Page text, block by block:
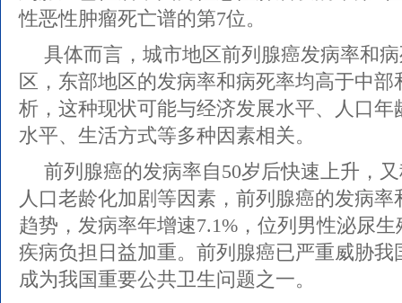
性恶性肿瘤死亡谱的第7位。
具体而言，城市地区前列腺癌发病率和
区，东部地区的发病率和病死率均高于中
析，这种现状可能与经济发展水平、人口
水平、生活方式等多种因素相关。
前列腺癌的发病率自50岁后快速上升，
人口老龄化加剧等因素，前列腺癌的发病
趋势，发病率年增速7.1%，位列男性泌尿
疾病负担日益加重。前列腺癌已严重威胁
成为我国重要公共卫生问题之一。